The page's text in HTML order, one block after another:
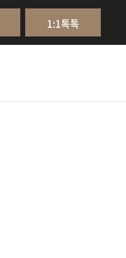
1:1톡톡